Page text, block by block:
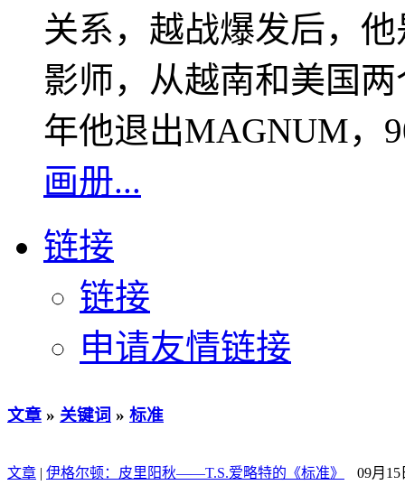
关系，越战爆发后，
影师，从越南和美国
年他退出MAGNUM，
画册...
链接
链接
申请友情链接
文章 » 关键词 » 标准
文章 | 伊格尔顿：皮里阳秋——T.S.爱略特的《标准》
09月15